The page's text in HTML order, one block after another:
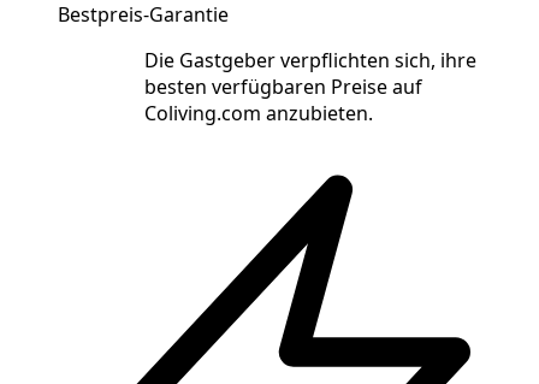
Bestpreis-Garantie
Die Gastgeber verpflichten sich, ihre
besten verfügbaren Preise auf
Coliving.com anzubieten.